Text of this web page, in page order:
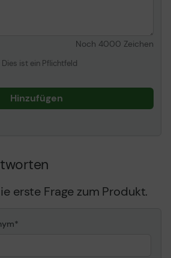
Noch 4000 Zeichen
Dies ist ein Pflichtfeld
Hinzufügen
erste Frage zum Produkt.